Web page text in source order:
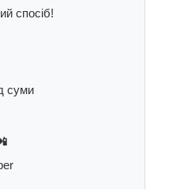
спосіб!
суми